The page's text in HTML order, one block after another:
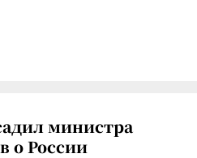
министра
о России